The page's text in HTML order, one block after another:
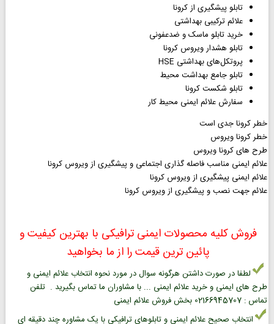
تابلو پیشگیری از کرونا
علائم ترکیبی بهداشتی
خرید تابلو ماسک و ضدعفونی
تابلو هشدار ویروس کرونا
پروتکل‌های بهداشتی HSE
تابلو جامع بهداشت محیط
تابلو شکست کرونا
سفارش علائم ایمنی محیط کار
خطر کرونا جدی است
خطر کرونا ویروس
طرح های کرونا ویروس
علائم ایمنی مناسب فاصله گذاری اجتماعی و پیشگیری از ویروس کرونا
علائم ایمنی پیشگیری از ویروس کرونا
علائم جهت نصب و پیشگیری از ویروس کرونا
فروش کلیه محصولات ایمنی ترافیکی با بهترین کیفیت و
پائین ترین قیمت را از ما بخواهید
لطفا در صورت داشتن هرگونه سوال در مورد نحوه انتخاب علائم ایمنی و
طرح های ایمنی و خرید علائم ایمنی ... با مشاوران ما تماس بگیرید . تلفن
تماس : 02166945707 بخش فروش علائم ایمنی
انتخاب صحیح علائم ایمنی و تابلوهای ترافیکی با یک مشاوره چند دقیقه ای